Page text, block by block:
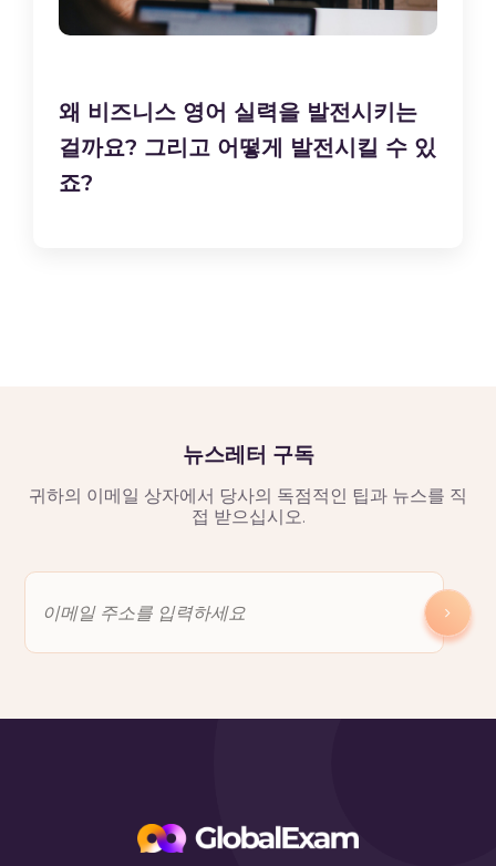
왜 비즈니스 영어 실력을 발전시키는
걸까요? 그리고 어떻게 발전시킬 수 있
죠?
뉴스레터 구독
귀하의 이메일 상자에서 당사의 독점적인 팁과 뉴스를 직
접 받으십시오.